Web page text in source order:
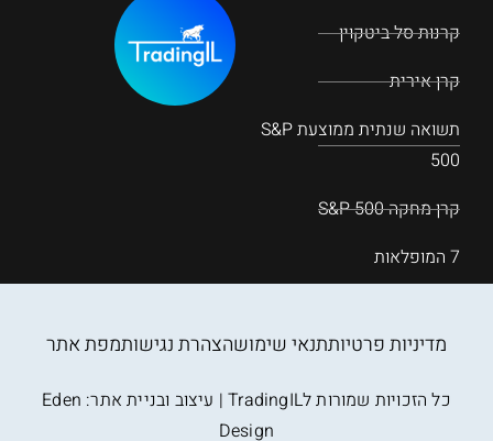
קרנות סל ביטקוין
קרן אירית
תשואה שנתית ממוצעת S&P
500
קרן מחקה S&P 500
7 המופלאות
מדיניות פרטיותתנאי שימושהצהרת נגישותמפת אתר
כל הזכויות שמורות לTradingIL | עיצוב ובניית אתר:
Eden
Design